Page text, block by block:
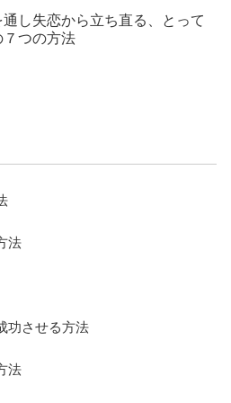
通し失恋から立ち直る、とって
７つの方法
法
功させる方法
法